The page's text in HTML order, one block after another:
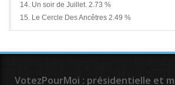
14. Un soir de Juillet. 2.73 %
15. Le Cercle Des Ancêtres 2.49 %
VotezPourMoi : présidentielle et